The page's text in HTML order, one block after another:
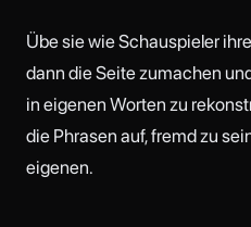
Übe sie wie Schauspieler
dann die Seite zumachen
in eigenen Worten zu
die Phrasen auf, fremd zu
eigenen.